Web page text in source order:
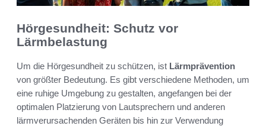
Hörgesundheit: Schutz vor
Lärmbelastung
Um die Hörgesundheit zu schützen, ist Lärmprävention
von größter Bedeutung. Es gibt verschiedene Methoden, um
eine ruhige Umgebung zu gestalten, angefangen bei der
optimalen Platzierung von Lautsprechern und anderen
lärmverursachenden Geräten bis hin zur Verwendung